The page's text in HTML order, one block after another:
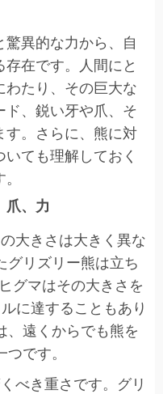
異的な力から、自
在です。人間にと
わたり、その巨大な
、鋭い牙や爪、そ
す。さらに、熊に対
ても理解しておく
爪、力
大きさは大きく異な
グリズリー熊は立ち
グマはその大きさを
に達することもあり
、遠くからでも熊を
です。
べき重さです。グリ